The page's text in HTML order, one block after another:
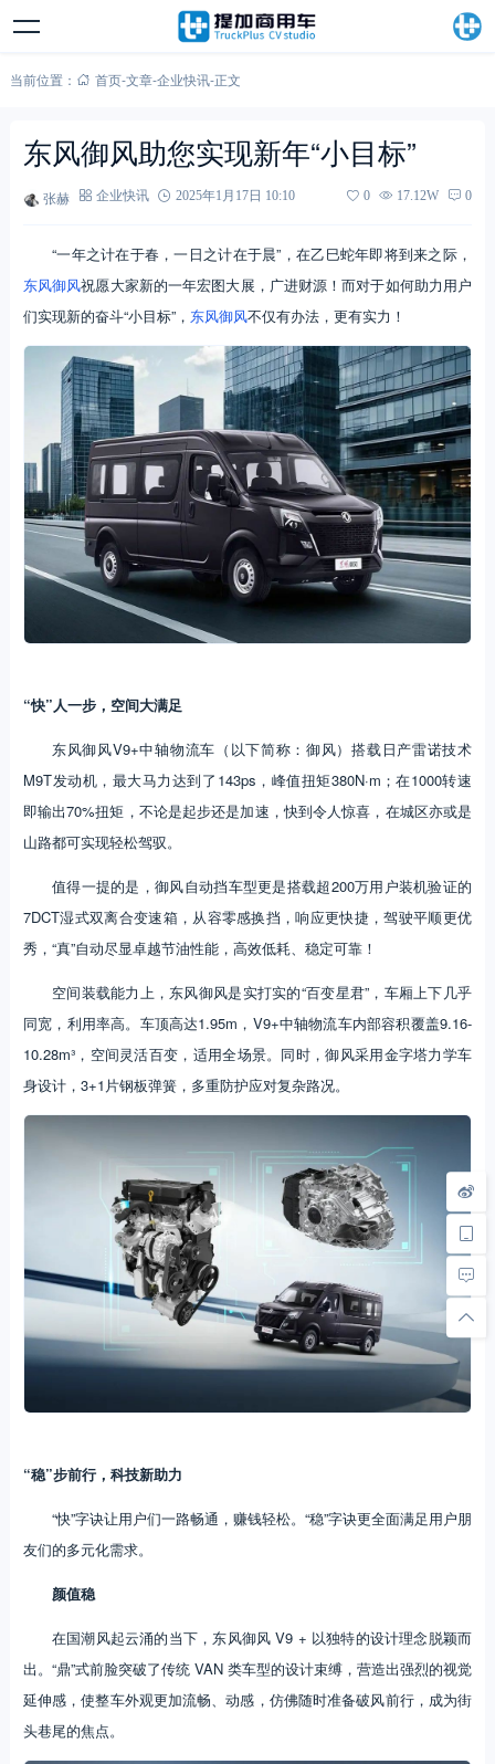
当前位置： 首页-文章-企业快讯-正文
东风御风助您实现新年“小目标”
张赫 企业快讯 2025年1月17日 10:10 0 17.12W 0
“一年之计在于春，一日之计在于晨”，在乙巳蛇年即将到来之际，
东风御风祝愿大家新的一年宏图大展，广进财源！而对于如何助力用户
们实现新的奋斗“小目标”， 东风御风不仅有办法，更有实力！
“快”人一步，空间大满足
东风御风V9+中轴物流车（以下简称：御风）搭载日产雷诺技术
M9T发动机，最大马力达到了143ps，峰值扭矩380N·m；在1000转速
即输出70%扭矩，不论是起步还是加速，快到令人惊喜，在城区亦或是
山路都可实现轻松驾驭。
值得一提的是，御风自动挡车型更是搭载超200万用户装机验证的
7DCT湿式双离合变速箱，从容零感换挡，响应更快捷，驾驶平顺更优
秀，“真”自动尽显卓越节油性能，高效低耗、稳定可靠！
空间装载能力上，东风御风是实打实的“百变星君”，车厢上下几乎
同宽，利用率高。车顶高达1.95m，V9+中轴物流车内部容积覆盖9.16-
10.28m³，空间灵活百变，适用全场景。同时，御风采用金字塔力学车
身设计，3+1片钢板弹簧，多重防护应对复杂路况。
“稳”步前行，科技新助力
“快”字诀让用户们一路畅通，赚钱轻松。“稳”字诀更全面满足用户朋
友们的多元化需求。
颜值稳
在国潮风起云涌的当下，东风御风 V9 + 以独特的设计理念脱颖而
出。“鼎”式前脸突破了传统 VAN 类车型的设计束缚，营造出强烈的视觉
延伸感，使整车外观更加流畅、动感，仿佛随时准备破风前行，成为街
头巷尾的焦点。